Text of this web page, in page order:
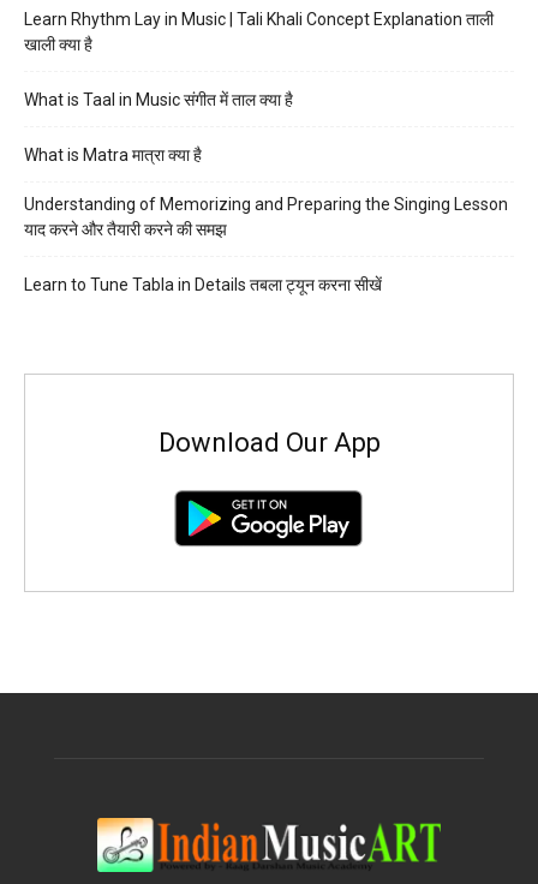
Learn Rhythm Lay in Music | Tali Khali Concept Explanation ताली
खाली क्या है
What is Taal in Music संगीत में ताल क्या है
What is Matra मात्रा क्या है
Understanding of Memorizing and Preparing the Singing Lesson
याद करने और तैयारी करने की समझ
Learn to Tune Tabla in Details तबला ट्यून करना सीखें
Download Our App